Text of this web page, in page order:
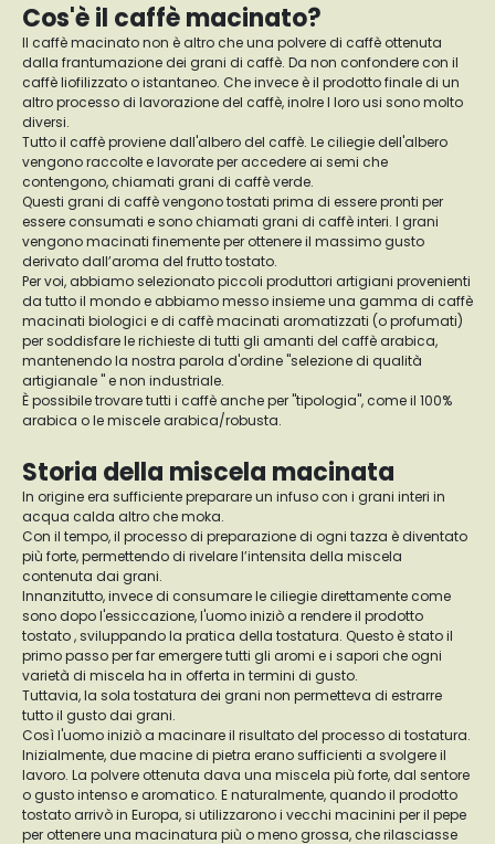
Cos'è il caffè macinato?
Il caffè macinato non è altro che una polvere di caffè ottenuta
dalla frantumazione dei grani di caffè. Da non confondere con il
caffè liofilizzato o istantaneo. Che invece è il prodotto finale di un
altro processo di lavorazione del caffè, inolre I loro usi sono molto
diversi.
Tutto il caffè proviene dall'albero del caffè. Le ciliegie dell'albero
vengono raccolte e lavorate per accedere ai semi che
contengono, chiamati grani di caffè verde.
Questi grani di caffè vengono tostati prima di essere pronti per
essere consumati e sono chiamati grani di caffè interi. I grani
vengono macinati finemente per ottenere il massimo gusto
derivato dall’aroma del frutto tostato.
Per voi, abbiamo selezionato piccoli produttori artigiani provenienti
da tutto il mondo e abbiamo messo insieme una gamma di caffè
macinati biologici e di caffè macinati aromatizzati (o profumati)
per soddisfare le richieste di tutti gli amanti del caffè arabica,
mantenendo la nostra parola d'ordine "selezione di qualità
artigianale " e non industriale.
È possibile trovare tutti i caffè anche per "tipologia", come il 100%
arabica o le miscele arabica/robusta.
Storia della miscela macinata
In origine era sufficiente preparare un infuso con i grani interi in
acqua calda altro che moka.
Con il tempo, il processo di preparazione di ogni tazza è diventato
più forte, permettendo di rivelare l’intensita della miscela
contenuta dai grani.
Innanzitutto, invece di consumare le ciliegie direttamente come
sono dopo l'essiccazione, l'uomo iniziò a rendere il prodotto
tostato , sviluppando la pratica della tostatura. Questo è stato il
primo passo per far emergere tutti gli aromi e i sapori che ogni
varietà di miscela ha in offerta in termini di gusto.
Tuttavia, la sola tostatura dei grani non permetteva di estrarre
tutto il gusto dai grani.
Così l'uomo iniziò a macinare il risultato del processo di tostatura.
Inizialmente, due macine di pietra erano sufficienti a svolgere il
lavoro. La polvere ottenuta dava una miscela più forte, dal sentore
o gusto intenso e aromatico. E naturalmente, quando il prodotto
tostato arrivò in Europa, si utilizzarono i vecchi macinini per il pepe
per ottenere una macinatura più o meno grossa, che rilasciasse